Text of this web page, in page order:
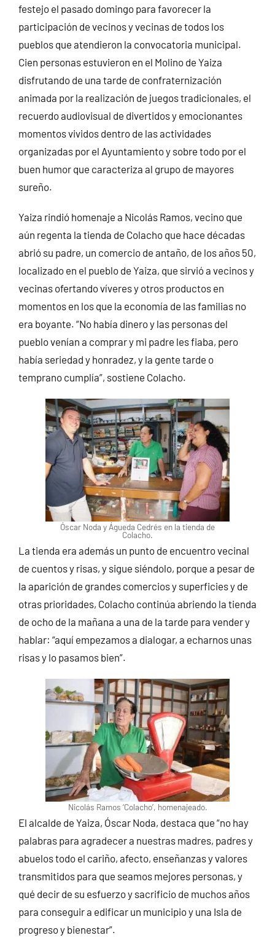
festejo el pasado domingo para favorecer la
participación de vecinos y vecinas de todos los
pueblos que atendieron la convocatoria municipal.
Cien personas estuvieron en el Molino de Yaiza
disfrutando de una tarde de confraternización
animada por la realización de juegos tradicionales, el
recuerdo audiovisual de divertidos y emocionantes
momentos vividos dentro de las actividades
organizadas por el Ayuntamiento y sobre todo por el
buen humor que caracteriza al grupo de mayores
sureño.
Yaiza rindió homenaje a Nicolás Ramos, vecino que
aún regenta la tienda de Colacho que hace décadas
abrió su padre, un comercio de antaño, de los años 50,
localizado en el pueblo de Yaiza, que sirvió a vecinos y
vecinas ofertando víveres y otros productos en
momentos en los que la economía de las familias no
era boyante. “No había dinero y las personas del
pueblo venían a comprar y mi padre les fiaba, pero
había seriedad y honradez, y la gente tarde o
temprano cumplía”, sostiene Colacho.
Óscar Noda y Águeda Cedrés en la tienda de
Colacho.
La tienda era además un punto de encuentro vecinal
de cuentos y risas, y sigue siéndolo, porque a pesar de
la aparición de grandes comercios y superficies y de
otras prioridades, Colacho continúa abriendo la tienda
de ocho de la mañana a una de la tarde para vender y
hablar: “aquí empezamos a dialogar, a echarnos unas
risas y lo pasamos bien”.
Nicolás Ramos ‘Colacho’, homenajeado.
El alcalde de Yaiza, Óscar Noda, destaca que “no hay
palabras para agradecer a nuestras madres, padres y
abuelos todo el cariño, afecto, enseñanzas y valores
transmitidos para que seamos mejores personas, y
qué decir de su esfuerzo y sacrificio de muchos años
para conseguir a edificar un municipio y una Isla de
progreso y bienestar”.